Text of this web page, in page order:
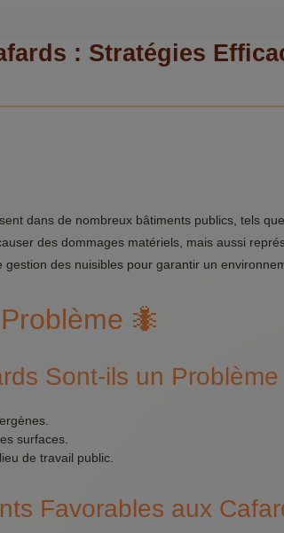
: Stratégies
dans de nombreux bâtiments publics, tels
des dommages matériels, mais aussi
des nuisibles pour garantir un
🐜
Sont-ils un Problème
surfaces.
de travail public.
Favorables aux